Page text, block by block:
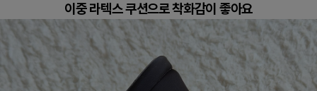
이중 라텍스 쿠션으로 착화감이 좋아요